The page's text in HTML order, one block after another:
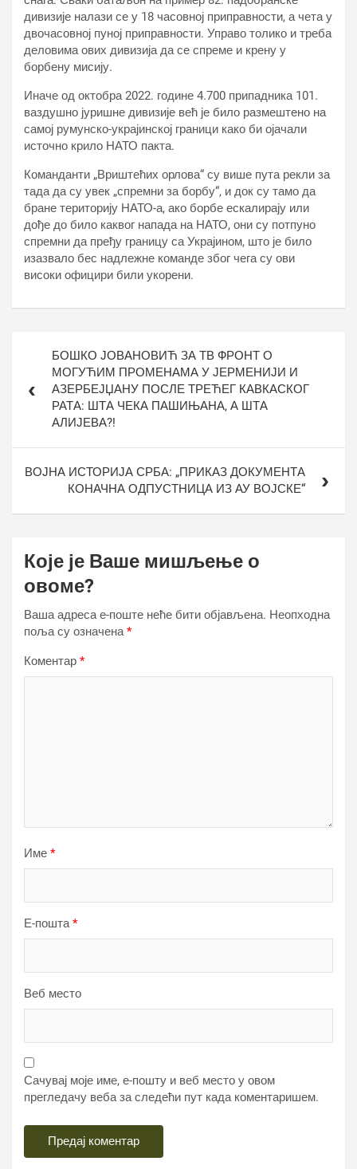
дивизије налази се у 18 часовној приправности, а чета у
двочасовној пуној приправности. Управо толико и треба
деловима ових дивизија да се спреме и крену у
борбену мисију.
Иначе од октобра 2022. године 4.700 припадника 101.
ваздушно јуришне дивизије већ је било размештено на
самој румунско-украјинској граници како би ојачали
источно крило НАТО пакта.
Команданти „Вриштећих орлова“ су више пута рекли за
тада да су увек „спремни за борбу“, и док су тамо да
бране територију НАТО-а, ако борбе ескалирају или
дође до било каквог напада на НАТО, они су потпуно
спремни да пређу границу са Украјином, што је било
изазвало бес надлежне команде због чега су ови
високи официри били укорени.
чланкаБОШКО ЈОВАНОВИЋ ЗА ТВ ФРОНТ О
МОГУЋИМ ПРОМЕНАМА У ЈЕРМЕНИЈИ И
АЗЕРБЕЈЏАНУ ПОСЛЕ ТРЕЋЕГ КАВКАСКОГ
РАТА: ШТА ЧЕКА ПАШИЊАНА, А ШТА
АЛИЈЕВА?!
ВОЈНА ИСТОРИЈА СРБА: „ПРИКАЗ ДОКУМЕНТА
КОНАЧНА ОДПУСТНИЦА ИЗ АУ ВОЈСКЕ“
Које је Ваше мишљење о
овоме?
Ваша адреса е-поште неће бити објављена. Неопходна
поља су означена*
Коментар *
Име *
Е-пошта*
Веб место
Сачувај моје име, е-пошту и веб место у овом
прегледачу веба за следећи пут када коментаришем.